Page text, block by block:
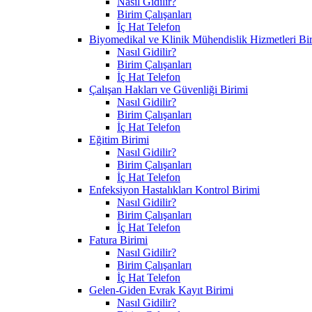
Birim Çalışanları
İç Hat Telefon
Biyomedikal ve Klinik Mühendislik Hizmetleri
Nasıl Gidilir?
Birim Çalışanları
İç Hat Telefon
Çalışan Hakları ve Güvenliği Birimi
Nasıl Gidilir?
Birim Çalışanları
İç Hat Telefon
Eğitim Birimi
Nasıl Gidilir?
Birim Çalışanları
İç Hat Telefon
Enfeksiyon Hastalıkları Kontrol Birimi
Nasıl Gidilir?
Birim Çalışanları
İç Hat Telefon
Fatura Birimi
Nasıl Gidilir?
Birim Çalışanları
İç Hat Telefon
Gelen-Giden Evrak Kayıt Birimi
Nasıl Gidilir?